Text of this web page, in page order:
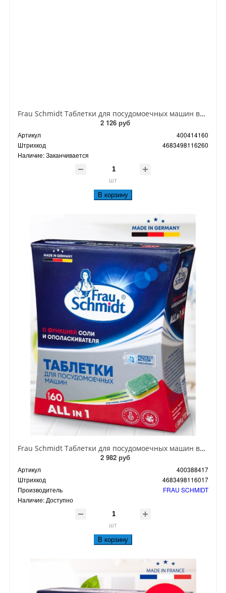
Frau Schmidt Таблетки для посудомоечных машин всё в одном 40 шт 800 гр
2 126 руб
Артикул
400414160
Штрихкод
4683498116260
Наличие:Заканчивается
шт
В корзину
Frau Schmidt Таблетки для посудомоечных машин всё в одном 60 шт 1200 гр
2 982 руб
Артикул
400388417
Штрихкод
4683498116017
Производитель
FRAU SCHMIDT
Наличие: Доступно
шт
В корзину